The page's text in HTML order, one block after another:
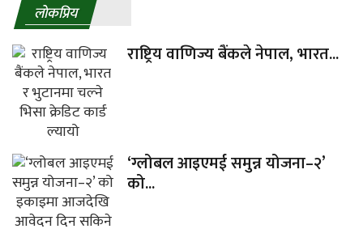
लाेकप्रिय
राष्ट्रिय वाणिज्य बैंकले नेपाल, भारत...
‘ग्लोबल आइएमई समुन्न योजना–२’
को...